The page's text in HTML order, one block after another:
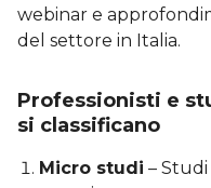
webinar e
del settore in Italia.
Professionisti e
si classificano
Micro studi –